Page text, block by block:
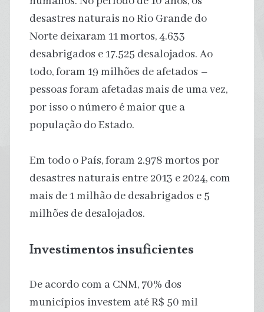
desastres naturais no Rio Grande do
Norte deixaram 11 mortos, 4.633
desabrigados e 17.525 desalojados. Ao
todo, foram 19 milhões de afetados –
pessoas foram afetadas mais de uma vez,
por isso o número é maior que a
população do Estado.
Em todo o País, foram 2.978 mortos por
desastres naturais entre 2013 e 2024, com
mais de 1 milhão de desabrigados e 5
milhões de desalojados.
Investimentos insuficientes
De acordo com a CNM, 70% dos
municípios investem até R$ 50 mil